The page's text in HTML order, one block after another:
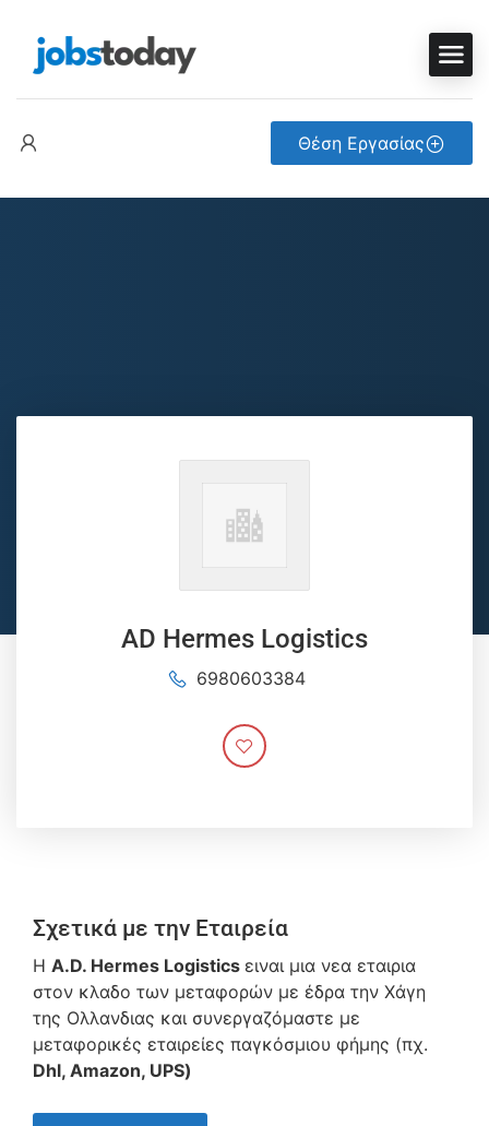
Θέση Εργασίας
AD Hermes Logistics
6980603384
Σχετικά με την Εταιρεία
Η A.D. Hermes Logistics ειναι μια νεα εταιρια
στον κλαδο των μεταφορών με έδρα την Χάγη
της Ολλανδιας και συνεργαζόμαστε με
μεταφορικές εταιρείες παγκόσμιου φήμης (πχ.
Dhl, Amazon, UPS)